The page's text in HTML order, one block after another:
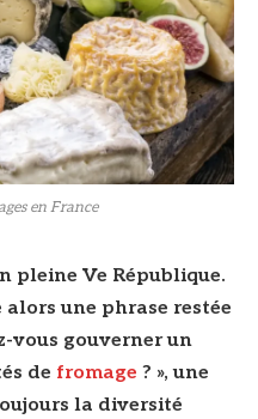
en France
pleine Ve République.
une phrase restée
vous gouverner un
de fromage ? », une
la diversité